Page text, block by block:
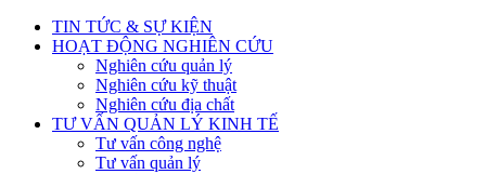
TIN TỨC & SỰ KIỆN
HOẠT ĐỘNG NGHIÊN CỨU
Nghiên cứu quản lý
Nghiên cứu kỹ thuật
Nghiên cứu địa chất
TƯ VẤN QUẢN LÝ KINH TẾ
Tư vấn công nghệ
Tư vấn quản lý